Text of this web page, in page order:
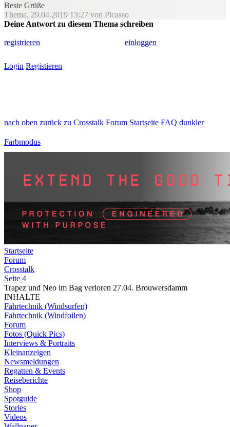
Beste Grüße
Thema, 29.04.2019 13:27 von Picasso
Deine Antwort zu diesem Thema schreiben
registrieren
einloggen
Login Registieren
nach oben zurück zu Crosstalk Forum Startseite FAQ dunkler
Farbmodus
Startseite
Forum
Crosstalk
Seite 4
Trapez und Neo im Bag verloren 27.04. Brouwersdamm
INHALTE
Fahrtechnik (Windsurfen)
Fahrtechnik (Windfoilen)
Forum
Fotos (Quick Pics)
Interviews & Portraits
Kleinanzeigen
Newsmeldungen
Regatten & Events
Reiseberichte
Shop
Spotguide
Stories
Videos